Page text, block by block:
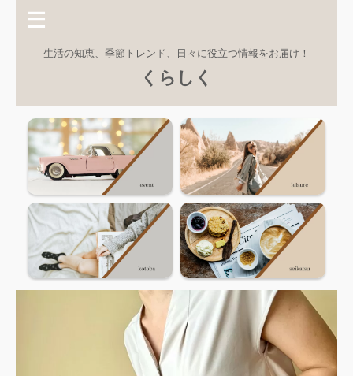
生活の知恵、季節トレンド、日々に役立つ情報をお届け！
くらしく